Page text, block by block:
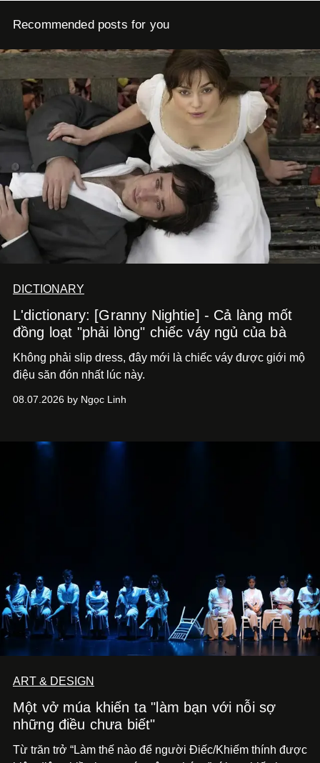
Recommended posts for you
DICTIONARY
L'dictionary: [Granny Nightie] - Cả làng mốt
đồng loạt "phải lòng" chiếc váy ngủ của bà
Không phải slip dress, đây mới là chiếc váy được giới mộ
điệu săn đón nhất lúc này.
08.07.2026 by Ngọc Linh
ART & DESIGN
Một vở múa khiến ta "làm bạn với nỗi sợ
những điều chưa biết"
Từ trăn trở “Làm thế nào để người Điếc/Khiếm thính được